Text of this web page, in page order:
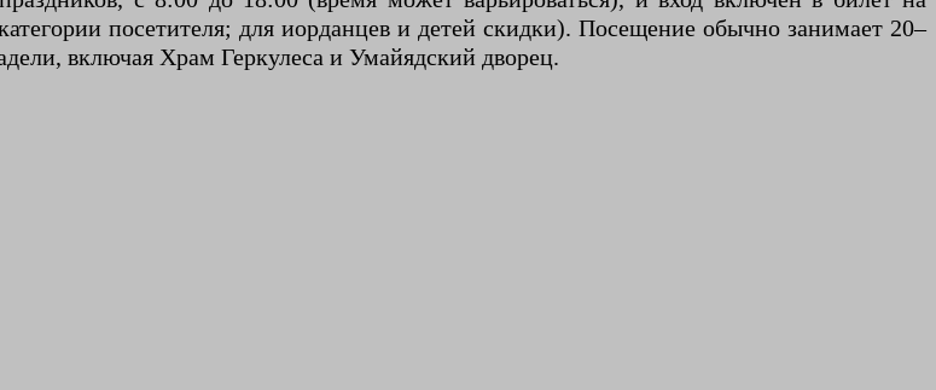
посетителя; для иорданцев и детей скидки). Посещение обычно занимает 20–
включая Храм Геркулеса и Умайядский дворец.